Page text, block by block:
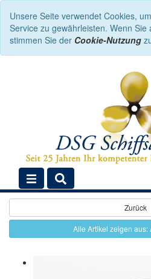
Unsere Seite verwendet Cookies,
Service zu gewährleisten. Wenn
stimmen Sie der Cookie-Nutzung
Zurück
Alle Artikel zeigen aus: